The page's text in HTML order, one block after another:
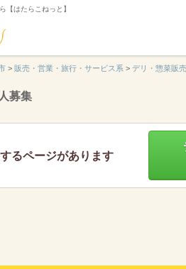
【はたらこねっと】
> 販売・営業・旅行・サービス系 > デリ・惣菜販
募集
るページがあります